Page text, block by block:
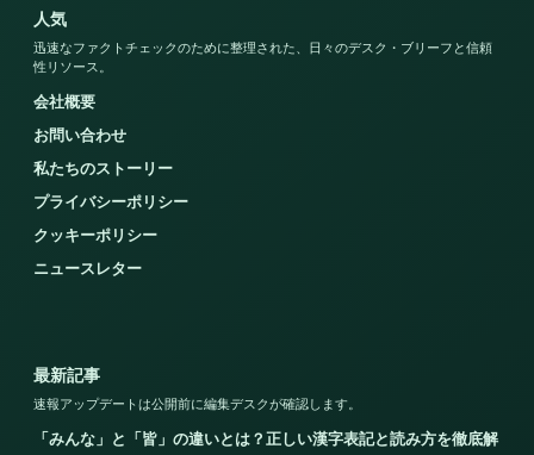
人気
迅速なファクトチェックのために整理された、日々のデスク・ブリーフと信頼
性リソース。
会社概要
お問い合わせ
私たちのストーリー
プライバシーポリシー
クッキーポリシー
ニュースレター
最新記事
速報アップデートは公開前に編集デスクが確認します。
「みんな」と「皆」の違いとは？正しい漢字表記と読み方を徹底解